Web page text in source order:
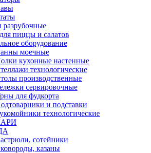
разрубочные
пиццы и салатов
оборудование
моечные
кухонные настенные
технологические
производственные
сервировочные
для фудкорта
и подставки
технологические
сотейники
казаны